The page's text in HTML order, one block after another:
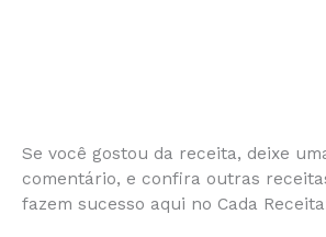
Se você gostou da receita, deixe
comentário, e confira outras
fazem sucesso aqui no Cada